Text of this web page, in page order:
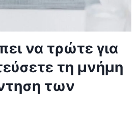
να τρώτε για
τη μνήμη
των